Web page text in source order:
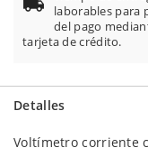
laborables para
del pago
tarjeta de crédito.
Detalles
Voltímetro corriente